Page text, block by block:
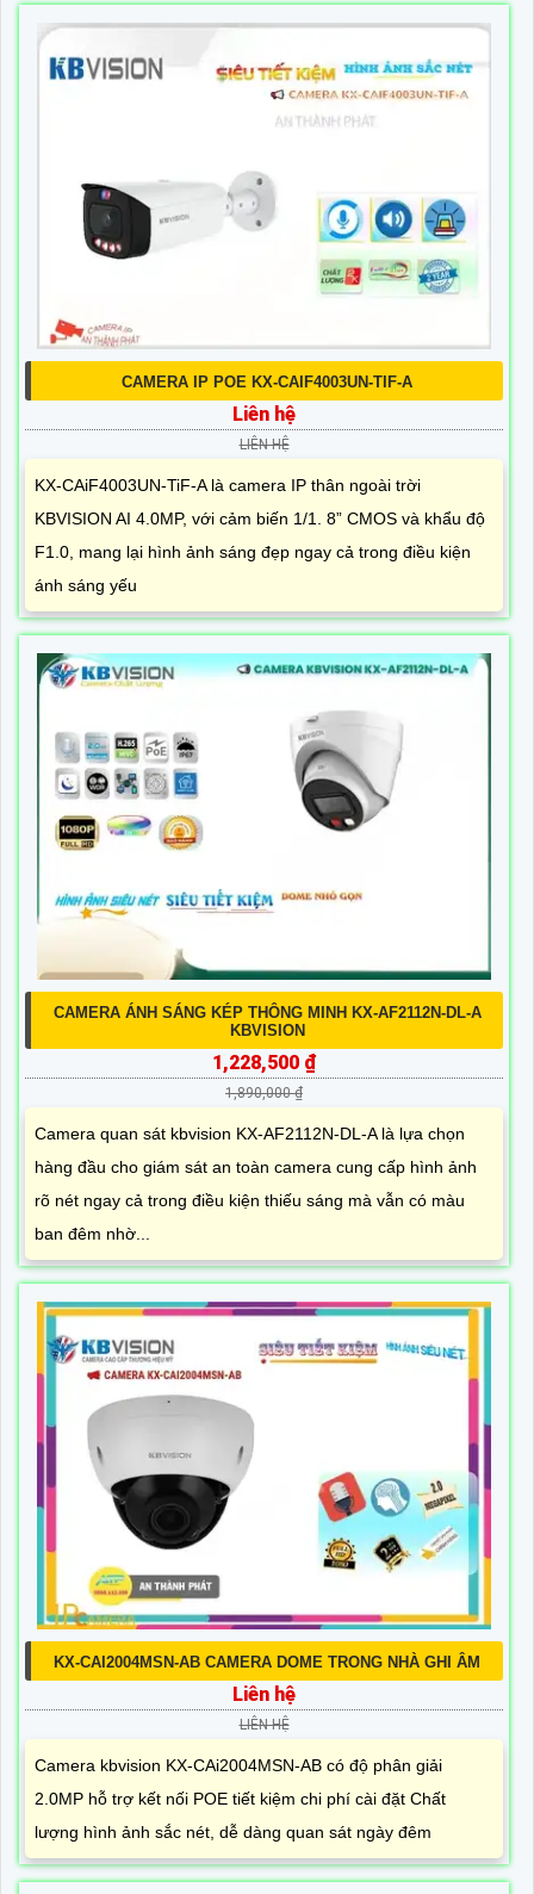
CAMERA IP POE KX-CAIF4003UN-TIF-A
Liên hệ
LIÊN HỆ
KX-CAiF4003UN-TiF-A là camera IP thân ngoài trời
KBVISION AI 4.0MP, với cảm biến 1/1. 8” CMOS và khẩu độ
F1.0, mang lại hình ảnh sáng đẹp ngay cả trong điều kiện
ánh sáng yếu
CAMERA ÁNH SÁNG KÉP THÔNG MINH KX-AF2112N-DL-A
KBVISION
1,228,500 ₫
1,890,000 ₫
Camera quan sát kbvision KX-AF2112N-DL-A là lựa chọn
hàng đầu cho giám sát an toàn camera cung cấp hình ảnh
rõ nét ngay cả trong điều kiện thiếu sáng mà vẫn có màu
ban đêm nhờ...
KX-CAI2004MSN-AB CAMERA DOME TRONG NHÀ GHI ÂM
Liên hệ
LIÊN HỆ
Camera kbvision KX-CAi2004MSN-AB có độ phân giải
2.0MP hỗ trợ kết nối POE tiết kiệm chi phí cài đặt Chất
lượng hình ảnh sắc nét, dễ dàng quan sát ngày đêm